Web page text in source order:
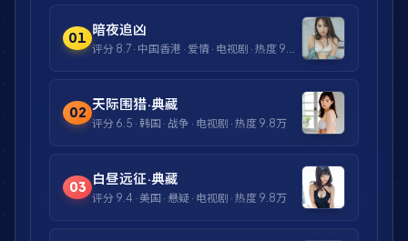
01
暗夜追凶
评分 8.7 · 中国香港 · 爱情 · 电视剧 · 热度 9.8万
02
天际围猎·典藏
评分 6.5 · 韩国 · 战争 · 电视剧 · 热度 9.8万
03
白昼远征·典藏
评分 9.4 · 美国 · 悬疑 · 电视剧 · 热度 9.8万